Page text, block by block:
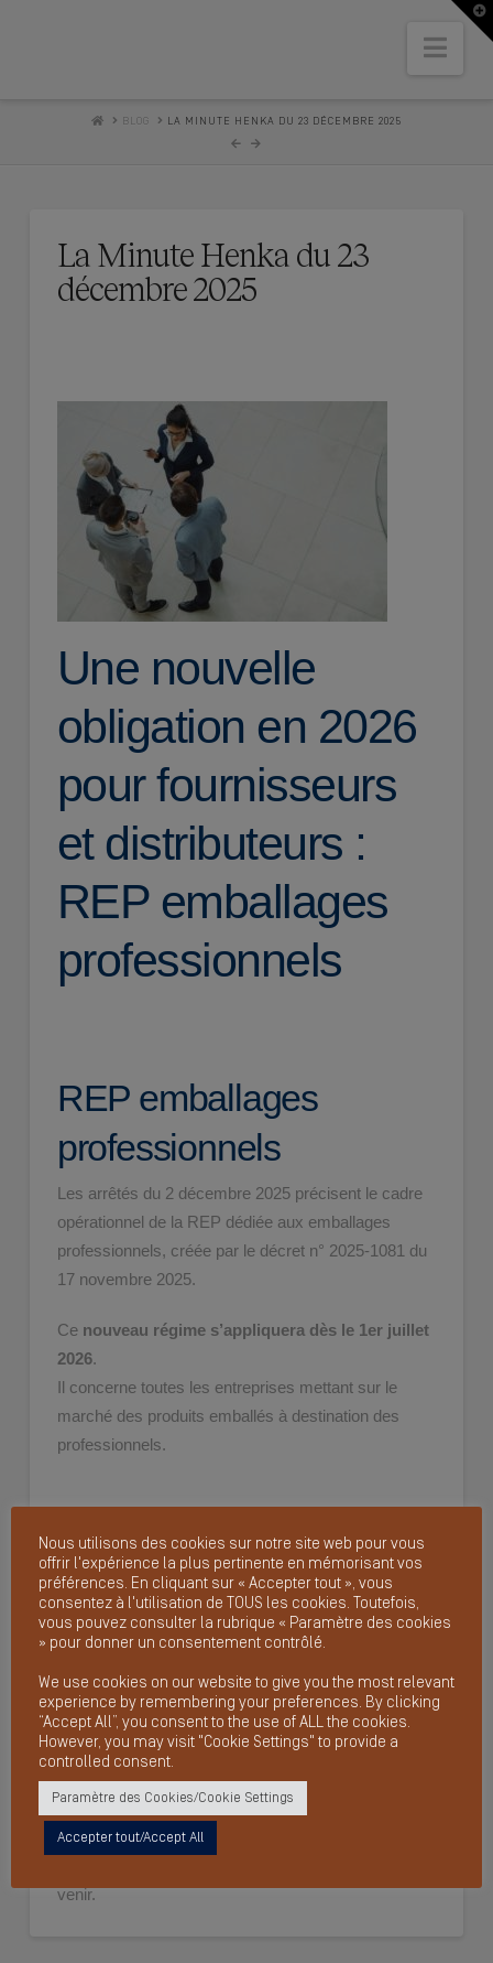
HOMEBLOG LA MINUTE HENKA DU 23 DÉCEMBRE 2025
La Minute Henka du 23
décembre 2025
Une nouvelle
obligation en 2026
pour fournisseurs
et distributeurs :
REP emballages
professionnels
REP emballages
professionnels
Les arrêtés du 2 décembre 2025 précisent le cadre
opérationnel de la REP dédiée aux emballages
professionnels, créée par le décret n° 2025-1081 du
17 novembre 2025.
Ce nouveau régime s’appliquera dès le 1er juillet
2026.
Il concerne toutes les entreprises mettant sur le
marché des produits emballés à destination des
professionnels.
Deux points réglementaires essentiels :
Définition du périmètre : distinction claire entre
emballages ménagers et professionnels (lire
l’arrêté ).
Cahier des charges des éco organismes et
systèmes individuels (lire le cahier des charges).
Pour anticiper au mieux, les entreprises doivent
identifier les flux concernés, réévaluer leur
venir.
Nous utilisons des cookies sur notre site web pour vous
offrir l'expérience la plus pertinente en mémorisant vos
préférences. En cliquant sur « Accepter tout », vous
consentez à l'utilisation de TOUS les cookies. Toutefois,
vous pouvez consulter la rubrique « Paramètre des cookies
» pour donner un consentement contrôlé.
We use cookies on our website to give you the most relevant
experience by remembering your preferences. By clicking
“Accept All”, you consent to the use of ALL the cookies.
However, you may visit "Cookie Settings" to provide a
controlled consent.
Paramètre des Cookies/Cookie Settings
Accepter tout/Accept All